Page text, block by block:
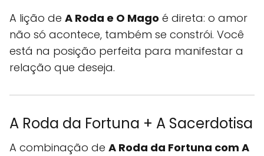
A lição de A Roda e O Mago é direta: o amor
não só acontece, também se constrói. Você
está na posição perfeita para manifestar a
relação que deseja.
A Roda da Fortuna + A Sacerdotisa
A combinação de A Roda da Fortuna com A